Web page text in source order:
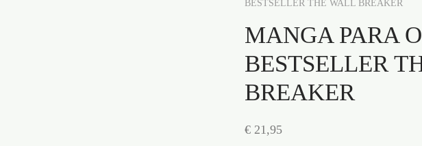
BESTSELLER THE WALL BREAKER
MANGA PARA
BESTSELLER
BREAKER
€ 21,95